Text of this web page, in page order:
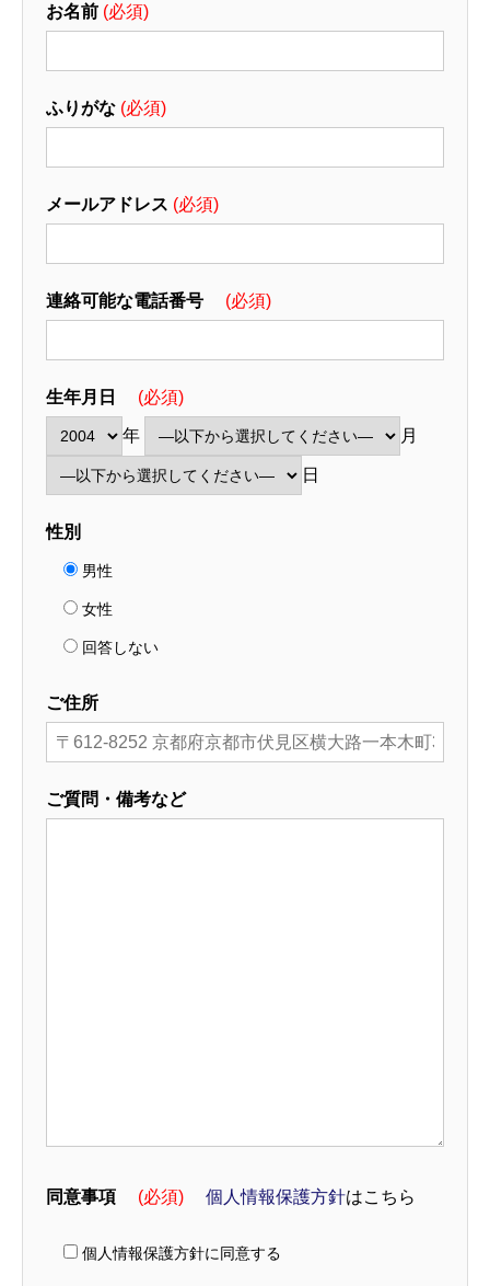
お名前 (必須)
ふりがな (必須)
メールアドレス (必須)
連絡可能な電話番号 (必須)
生年月日 (必須)
年 月
日
性別
男性
女性
回答しない
ご住所
ご質問・備考など
同意事項 (必須) 個人情報保護方針はこちら
個人情報保護方針に同意する